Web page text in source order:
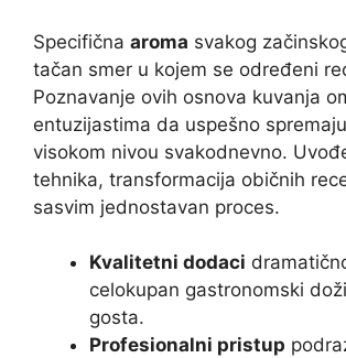
Specifična aroma svakog
tačan smer u kojem se određeni
Poznavanje ovih osnova kuvanja
entuzijastima da uspešno
visokom nivou svakodnevno.
tehnika, transformacija običnih
sasvim jednostavan proces.
Kvalitetni dodaci
celokupan gastronomski
gosta.
Profesionalni pristup